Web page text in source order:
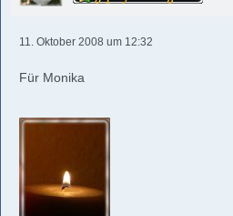
11. Oktober 2008 um 12:32
Für Monika